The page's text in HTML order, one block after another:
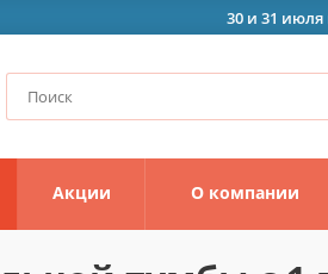
30 и 31
Акции О компании